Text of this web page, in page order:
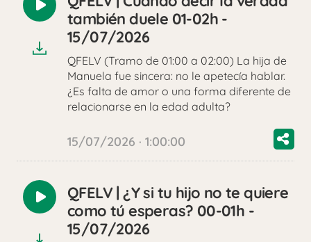
Reproducir
audiotambién duele 01-02h -
15/07/2026
QFELV (Tramo de 01:00 a 02:00) La hija de
Manuela fue sincera: no le apetecía hablar.
¿Es falta de amor o una forma diferente de
relacionarse en la edad adulta?
15/07/2026 · 1:00:00
Reproducir
audio
QFELV | ¿Y si tu hijo no te quiere
como tú esperas? 00-01h -
15/07/2026